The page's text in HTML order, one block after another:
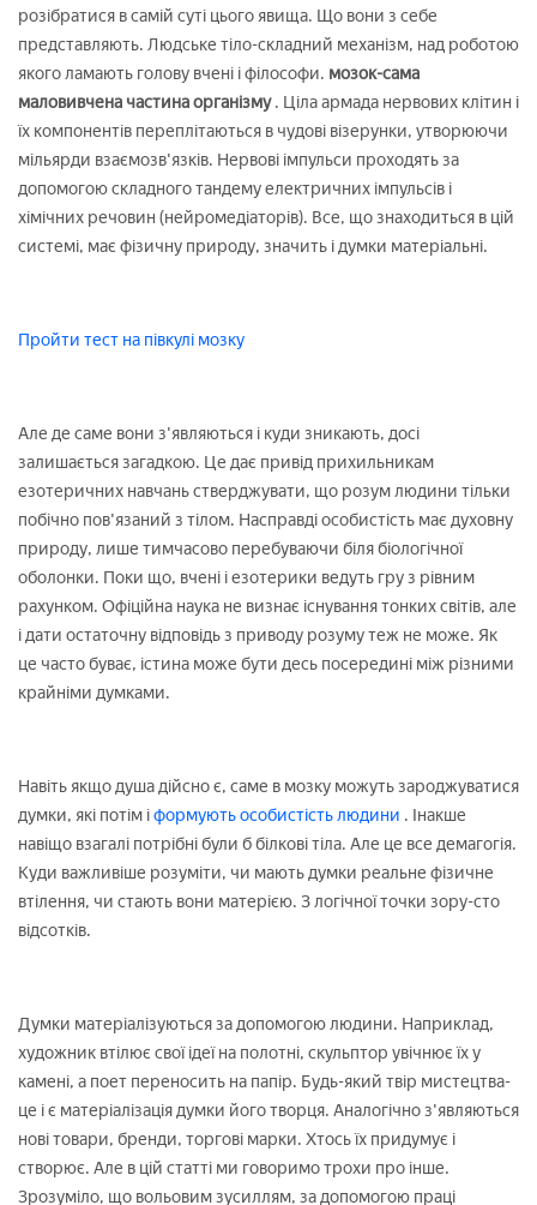
розібратися в самій суті цього явища. Що вони з себе
представляють. Людське тіло-складний механізм, над роботою
якого ламають голову вчені і філософи. мозок-сама
маловивчена частина організму. Ціла армада нервових клітин і
їх компонентів переплітаються в чудові візерунки, утворюючи
мільярди взаємозв'язків. Нервові імпульси проходять за
допомогою складного тандему електричних імпульсів і
хімічних речовин (нейромедіаторів). Все, що знаходиться в цій
системі, має фізичну природу, значить і думки матеріальні.
Пройти тест на півкулі мозку
Але де саме вони з'являються і куди зникають, досі
залишається загадкою. Це дає привід прихильникам
езотеричних навчань стверджувати, що розум людини тільки
побічно пов'язаний з тілом. Насправді особистість має духовну
природу, лише тимчасово перебуваючи біля біологічної
оболонки. Поки що, вчені і езотерики ведуть гру з рівним
рахунком. Офіційна наука не визнає існування тонких світів, але
і дати остаточну відповідь з приводу розуму теж не може. Як
це часто буває, істина може бути десь посередині між різними
крайніми думками.
Навіть якщо душа дійсно є, саме в мозку можуть зароджуватися
думки, які потім іформують особистість людини . Інакше
навіщо взагалі потрібні були б білкові тіла. Але це все демагогія.
Куди важливіше розуміти, чи мають думки реальне фізичне
втілення, чи стають вони матерією. З логічної точки зору-сто
відсотків.
Думки матеріалізуються за допомогою людини. Наприклад,
художник втілює свої ідеї на полотні, скульптор увічнює їх у
камені, а поет переносить на папір. Будь-який твір мистецтва-
це і є матеріалізація думки його творця. Аналогічно з'являються
нові товари, бренди, торгові марки. Хтось їх придумує і
створює. Але в цій статті ми говоримо трохи про інше.
Зрозуміло, що вольовим зусиллям, за допомогою праці